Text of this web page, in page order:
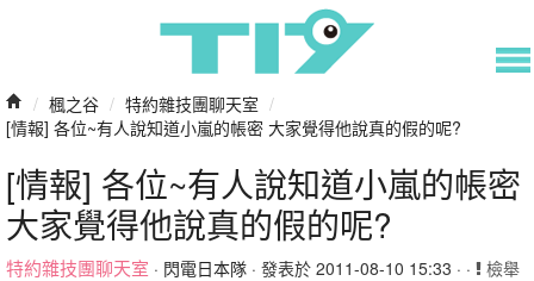
/ 楓之谷 / 特約雜技團聊天室 /
[情報] 各位~有人說知道小嵐的帳密 大家覺得他說真的假的呢?
[情報] 各位~有人說知道小嵐的帳密
大家覺得他說真的假的呢?
特約雜技團聊天室 · 閃電日本隊 · 發表於 2011-08-10 15:33 · · 檢舉